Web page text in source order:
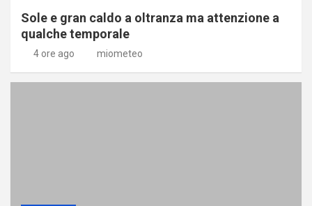
Sole e gran caldo a oltranza ma attenzione a
qualche temporale
4 ore ago miometeo